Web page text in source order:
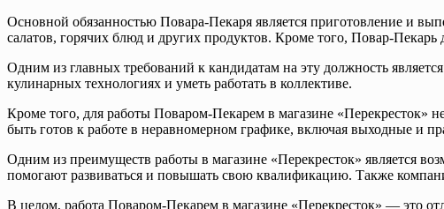
Основной обязанностью Повара-Пекаря является приготовление и
салатов, горячих блюд и других продуктов. Кроме того, Повар-
Одним из главных требований к кандидатам на эту должность
кулинарных технологиях и уметь работать в коллективе.
Кроме того, для работы Поваром-Пекарем в магазине «Перекресток»
быть готов к работе в неравномерном графике, включая выходные и
Одним из преимуществ работы в магазине «Перекресток» является
помогают развиваться и повышать свою квалификацию. Также
В целом, работа Поваром-Пекарем в магазине «Перекресток» — это